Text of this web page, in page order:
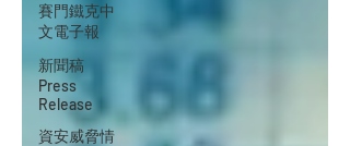
賽門鐵克中
文電子報
新聞稿
Press
Release
資安威脅情